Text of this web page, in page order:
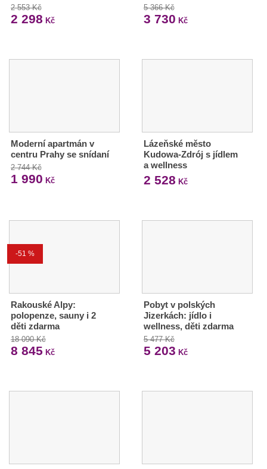
2 553 Kč
2 298 Kč
5 366 Kč
3 730 Kč
Moderní apartmán v
centru Prahy se snídaní
2 744 Kč
1 990 Kč
Lázeňské město
Kudowa-Zdrój s jídlem
a wellness
2 528 Kč
-51 %
Rakouské Alpy:
polopenze, sauny i 2
děti zdarma
18 090 Kč
8 845 Kč
Pobyt v polských
Jizerkách: jídlo i
wellness, děti zdarma
5 477 Kč
5 203 Kč